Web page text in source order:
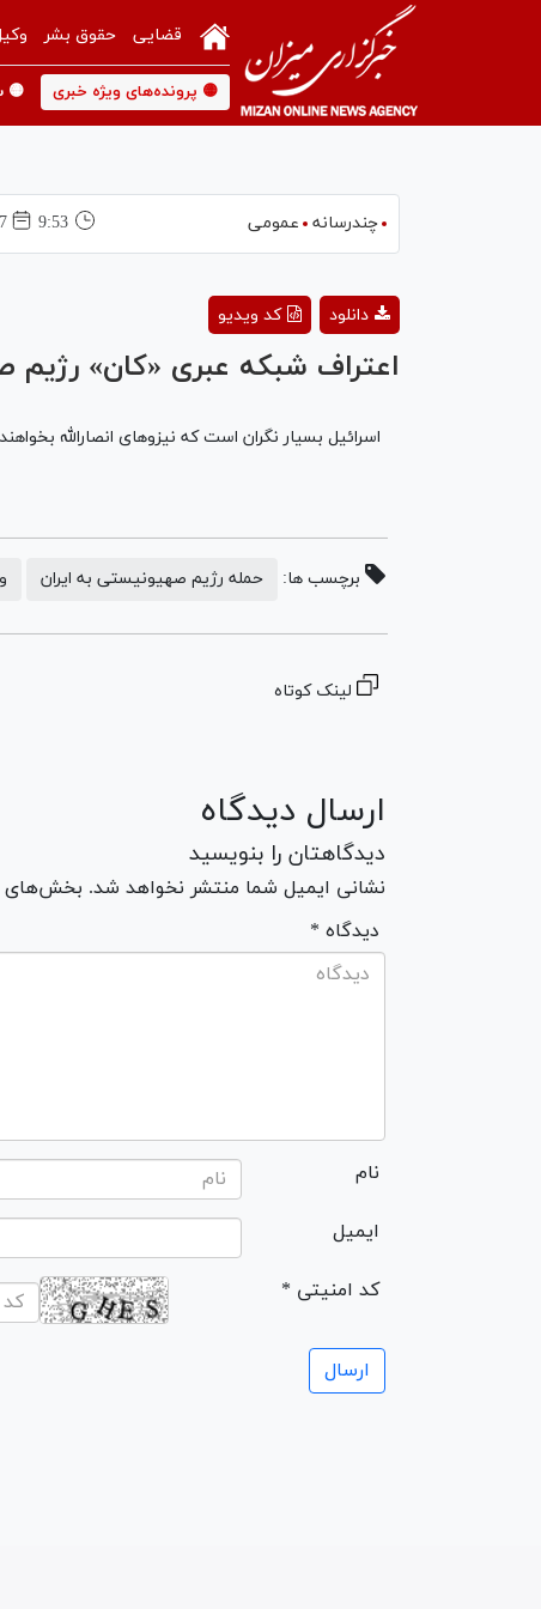
قضایی حقوق بشر
🟡 پرونده‌های ویژه خبری 🟡
چندرسانه عمومی 9:53
27
کد ویدیو دانلود
اعتراف شبکه عبری «کان»
اسرائیل بسیار نگران است که نیزوهای انصارالله
برچسب ها: حمله رژیم صهیونیستی به ایران
لینک کوتاه
ارسال دیدگاه
دیدگاهتان را بنویسید
نشانی ایمیل شما منتشر نخواهد شد. بخش‌های
* دیدگاه
نام
ایمیل
* کد امنیتی